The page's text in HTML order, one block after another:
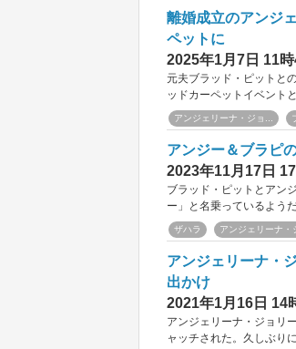
離婚成立のアンジ
ペットに
2025年1月7日 11
元夫ブラッド・ピットと
ッドカーペットイベント
アンジェリーナ・ジョ...
アンジー＆ブラピ
2023年11月17日
ブラッド・ピットとアン
ー」と名乗っているようだ
ザハラ アンジェリーナ・
アンジェリーナ・
出かけ
2021年1月16日 14
アンジェリーナ・ジョリ
ャッチされた。久しぶり